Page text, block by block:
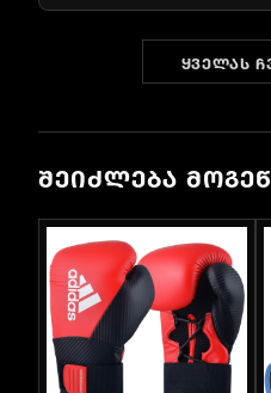
ᲧᲕᲔᲚᲐᲡ
ᲨᲔᲘᲫᲚᲔᲑᲐ